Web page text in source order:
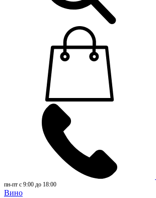
пн-пт с 9:00 до 18:00
Вино